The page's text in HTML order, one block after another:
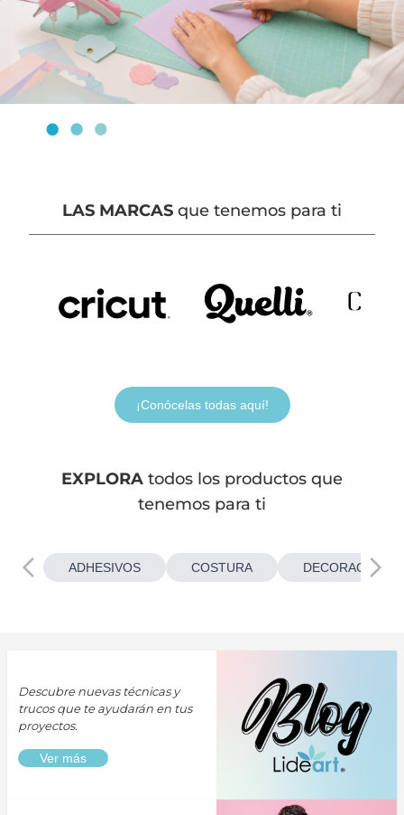
LAS MARCAS que tenemos para ti
¡Conócelas todas aquí!
EXPLORA todos los productos que
tenemos para ti
ADHESIVOS COSTURA
Descubre nuevas técnicas y
trucos que te ayudarán en tus
proyectos.
Ver más